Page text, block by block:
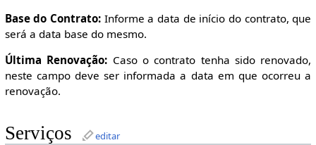
Base do Contrato: Informe a data de início do contrato, que
será a data base do mesmo.
Última Renovação: Caso o contrato tenha sido renovado,
neste campo deve ser informada a data em que ocorreu a
renovação.
Serviços editar